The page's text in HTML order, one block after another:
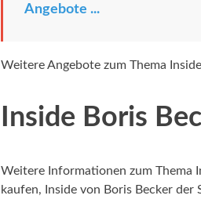
Angebote ...
Weitere Angebote zum Thema
Inside Boris
Weitere Informationen zum Thema
kaufen, Inside von Boris Becker